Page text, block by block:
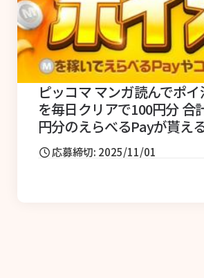
応募締切: 2025/11/01
ピッコマ マンガ読んでポ
を毎日クリアで100円分 合
円分のえらべるPayが貰え